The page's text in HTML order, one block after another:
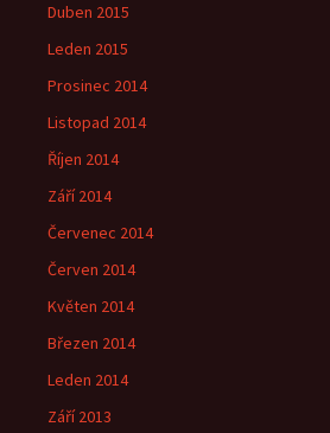
Duben 2015
Leden 2015
Prosinec 2014
Listopad 2014
Říjen 2014
Září 2014
Červenec 2014
Červen 2014
Květen 2014
Březen 2014
Leden 2014
Září 2013